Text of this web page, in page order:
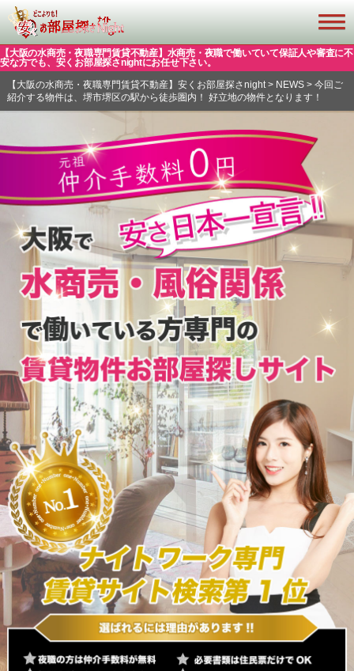
【大阪の水商売・夜職専門賃貸不動産】水商売・夜職で働いていて保証人や審査に不
安な方でも、安くお部屋探さnightにお任せ下さい。
【大阪の水商売・夜職専門賃貸不動産】安くお部屋探さnight> NEWS> 今回ご
紹介する物件は、堺市堺区の駅から徒歩圏内！ 好立地の物件となります！